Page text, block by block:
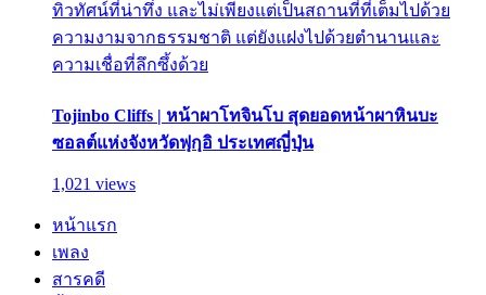
ทิวทัศน์ที่น่าทึ่ง และไม่เพียงแต่เป็นสถานที่ที่เต็มไปด้วย
ความงามจากธรรมชาติ แต่ยังแฝงไปด้วยตำนานและ
ความเชื่อที่ลึกซึ้งด้วย
Tojinbo Cliffs | หน้าผาโทจินโบ สุดยอดหน้าผาหินบะ
ซอลต์แห่งจังหวัดฟุกุอิ ประเทศญี่ปุ่น
1,021 views
หน้าแรก
เพลง
สารคดี